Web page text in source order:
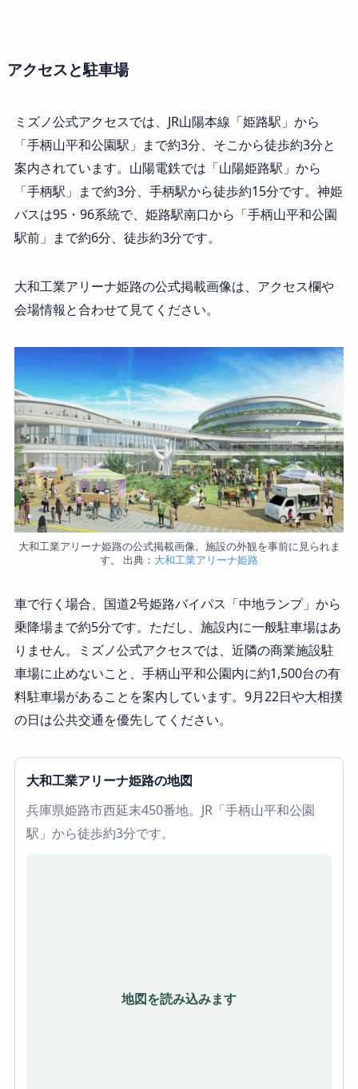
アクセスと駐車場
ミズノ公式アクセスでは、JR山陽本線「姫路駅」から
「手柄山平和公園駅」まで約3分、そこから徒歩約3分と
案内されています。山陽電鉄では「山陽姫路駅」から
「手柄駅」まで約3分、手柄駅から徒歩約15分です。神姫
バスは95・96系統で、姫路駅南口から「手柄山平和公園
駅前」まで約6分、徒歩約3分です。
大和工業アリーナ姫路の公式掲載画像は、アクセス欄や
会場情報と合わせて見てください。
大和工業アリーナ姫路の公式掲載画像。施設の外観を事前に見られま
す。 出典： 大和工業アリーナ姫路
車で行く場合、国道2号姫路バイパス「中地ランプ」から
乗降場まで約5分です。ただし、施設内に一般駐車場はあ
りません。ミズノ公式アクセスでは、近隣の商業施設駐
車場に止めないこと、手柄山平和公園内に約1,500台の有
料駐車場があることを案内しています。9月22日や大相撲
の日は公共交通を優先してください。
大和工業アリーナ姫路の地図
兵庫県姫路市西延末450番地。JR「手柄山平和公園
駅」から徒歩約3分です。
地図を読み込みます